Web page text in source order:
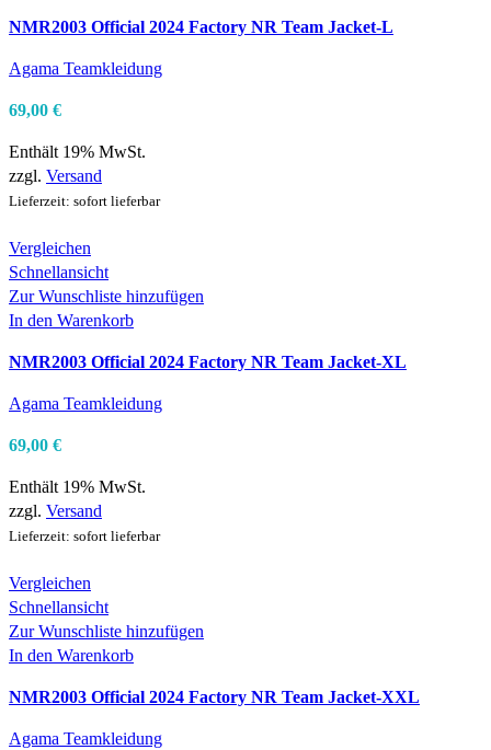
NMR2003 Official 2024 Factory NR Team Jacket-L
Agama Teamkleidung
69,00 €
Enthält 19% MwSt.
zzgl. Versand
Lieferzeit: sofort lieferbar
Vergleichen
Schnellansicht
Zur Wunschliste hinzufügen
In den Warenkorb
NMR2003 Official 2024 Factory NR Team Jacket-XL
Agama Teamkleidung
69,00 €
Enthält 19% MwSt.
zzgl. Versand
Lieferzeit: sofort lieferbar
Vergleichen
Schnellansicht
Zur Wunschliste hinzufügen
In den Warenkorb
NMR2003 Official 2024 Factory NR Team Jacket-XXL
Agama Teamkleidung